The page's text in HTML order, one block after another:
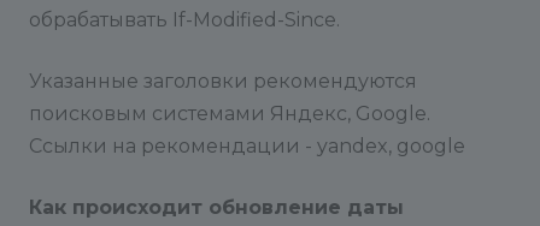
обрабатывать If-Modified-Since.
Указанные заголовки рекомендуются
поисковым системами Яндекс, Google.
Ссылки на рекомендации - yandex, google
Как происходит обновление даты